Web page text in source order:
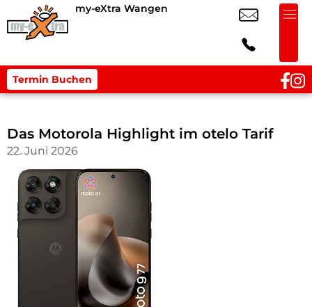
my-eXtra Wangen
Termin Buchen
Das Motorola Highlight im otelo Tarif
22. Juni 2026